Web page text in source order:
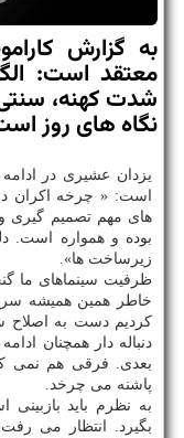
به گزارش
معتقد است:
شدت كهنه،
نگاه های روز
یزدان عشیری در ادامه
است: « چرخه اكران
های مهم تصمیم گیری
بوده و همواره است.
زیرساخت ها».
ظرفیت سینماهای ما
خاطر همین همیشه
كردیم دست به اصلاح
دنباله دار همچنان
بعدی. فرقی هم نمی
پاشنه می چرخد.
به نظرم باید
بگیرد. انتظار می